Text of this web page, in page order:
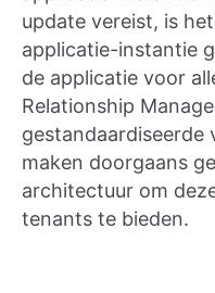
update vereist, is
applicatie-instantie
de applicatie voor
Relationship
gestandaardiseerde
maken doorgaans
architectuur om
tenants te bieden.